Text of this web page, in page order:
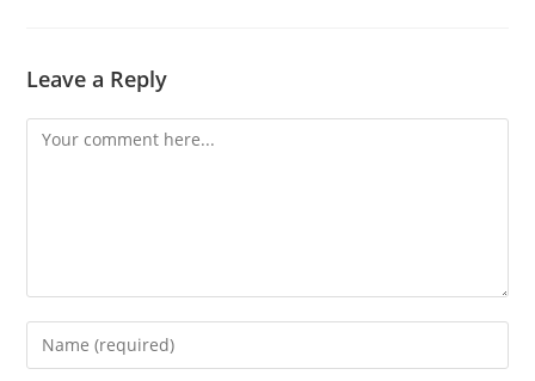
Leave a Reply
Comment
Enter
your